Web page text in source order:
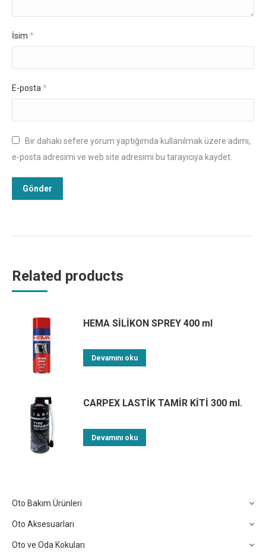
İsim *
E-posta *
Bir dahaki sefere yorum yaptığımda kullanılmak üzere adımı,
e-posta adresimi ve web site adresimi bu tarayıcıya kaydet.
Related products
HEMA SİLİKON SPREY 400 ml
Devamını oku
CARPEX LASTİK TAMİR KİTİ 300 ml.
Devamını oku
Oto Bakım Ürünleri
Oto Aksesuarları
Oto ve Oda Kokuları